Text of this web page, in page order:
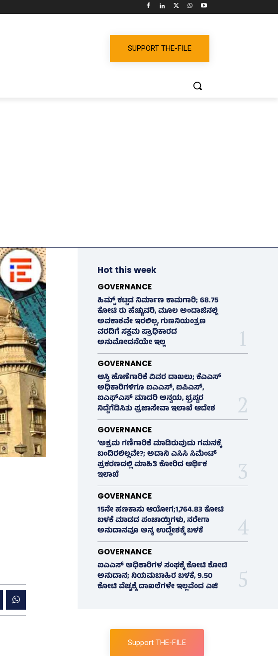
SUPPORT THE-FILE
Hot this week
GOVERNANCE
ಹಿಮ್ಸ್‌ ಕಟ್ಟಡ ನಿರ್ಮಾಣ ಕಾಮಗಾರಿ; 68.75
ಕೋಟಿ ರು ಹೆಚ್ಚುವರಿ, ಮೂಲ ಅಂದಾಜಿನಲ್ಲಿ
ಅವಕಾಶವೇ ಇರಲಿಲ್ಲ, ಗುಣನಿಯಂತ್ರಣ
ವರದಿಗೆ ಸಕ್ಷಮ ಪ್ರಾಧಿಕಾರದ
ಅನುಮೋದನೆಯೇ ಇಲ್ಲ
GOVERNANCE
ಆಸ್ತಿ ಹೊಣೆಗಾರಿಕೆ ವಿವರ ದಾಖಲು; ಕೆಎಎಸ್
ಅಧಿಕಾರಿಗಳಿಗೂ ಐಎಎಸ್‌, ಐಪಿಎಸ್‌,
ಐಎಫ್‌ಎಸ್‌ ಮಾದರಿ ಅನ್ವಯ, ಭ್ರಷ್ಟರ
ನಿದ್ದೆಗೆಡಿಸಿತು ಪ್ರಜಾಸೇವಾ ಇಲಾಖೆ ಆದೇಶ
GOVERNANCE
‘ಅಕ್ರಮ ಗಣಿಗಾರಿಕೆ ಮಾಡಿರುವುದು ಗಮನಕ್ಕೆ
ಬಂದಿರಲಿಲ್ಲವೇ?; ಅದಾನಿ ಎಸಿಸಿ ಸಿಮೆಂಟ್
ಪ್ರಕರಣದಲ್ಲಿ ಮಾಹಿತಿ ಕೋರಿದ ಆರ್ಥಿಕ
ಇಲಾಖೆ
GOVERNANCE
15ನೇ ಹಣಕಾಸು ಆಯೋಗ;1,764.83 ಕೋಟಿ
ಬಳಕೆ ಮಾಡದ ಪಂಚಾಯ್ತಿಗಳು, ನರೇಗಾ
ಅನುದಾನವೂ ಅನ್ಯ ಉದ್ದೇಶಕ್ಕೆ ಬಳಕೆ
GOVERNANCE
ಐಎಎಸ್‌ ಅಧಿಕಾರಿಗಳ ಸಂಘಕ್ಕೆ ಕೋಟಿ ಕೋಟಿ
ಅನುದಾನ; ನಿಯಮಬಾಹಿರ ಬಳಕೆ, 9.50
ಕೋಟಿ ವೆಚ್ಚಕ್ಕೆ ದಾಖಲೆಗಳೇ ಇಲ್ಲವೆಂದ ಎಜಿ
Support THE-FILE